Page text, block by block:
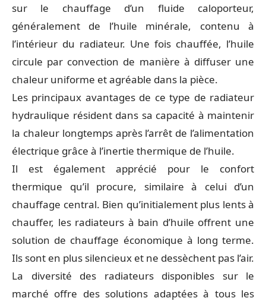
sur le chauffage d’un fluide caloporteur,
généralement de l’huile minérale, contenu à
l’intérieur du radiateur. Une fois chauffée, l’huile
circule par convection de manière à diffuser une
chaleur uniforme et agréable dans la pièce.
Les principaux avantages de ce type de radiateur
hydraulique résident dans sa capacité à maintenir
la chaleur longtemps après l’arrêt de l’alimentation
électrique grâce à l’inertie thermique de l’huile.
Il est également apprécié pour le confort
thermique qu’il procure, similaire à celui d’un
chauffage central. Bien qu’initialement plus lents à
chauffer, les radiateurs à bain d’huile offrent une
solution de chauffage économique à long terme.
Ils sont en plus silencieux et ne dessèchent pas l’air.
La diversité des radiateurs disponibles sur le
marché offre des solutions adaptées à tous les